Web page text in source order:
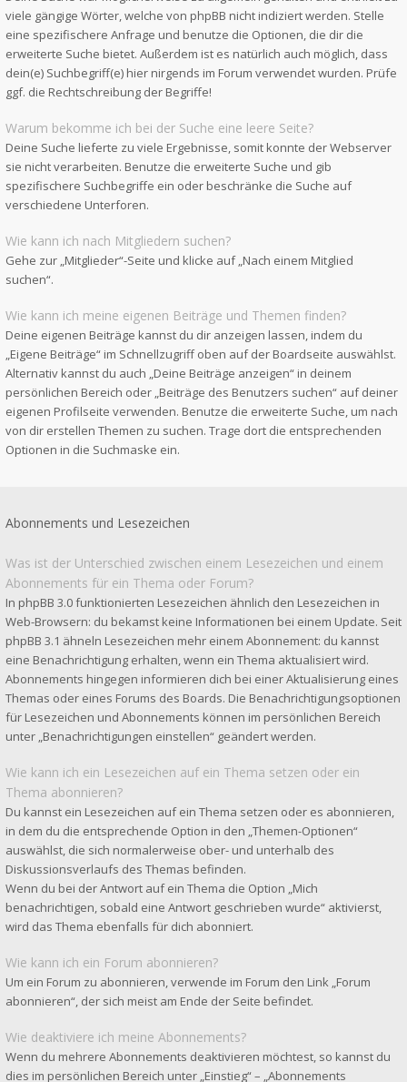
viele gängige Wörter, welche von phpBB nicht indiziert werden. Stelle
eine spezifischere Anfrage und benutze die Optionen, die dir die
erweiterte Suche bietet. Außerdem ist es natürlich auch möglich, dass
dein(e) Suchbegriff(e) hier nirgends im Forum verwendet wurden. Prüfe
ggf. die Rechtschreibung der Begriffe!
Warum bekomme ich bei der Suche eine leere Seite?
Deine Suche lieferte zu viele Ergebnisse, somit konnte der Webserver
sie nicht verarbeiten. Benutze die erweiterte Suche und gib
spezifischere Suchbegriffe ein oder beschränke die Suche auf
verschiedene Unterforen.
Wie kann ich nach Mitgliedern suchen?
Gehe zur „Mitglieder“-Seite und klicke auf „Nach einem Mitglied
suchen“.
Wie kann ich meine eigenen Beiträge und Themen finden?
Deine eigenen Beiträge kannst du dir anzeigen lassen, indem du
„Eigene Beiträge“ im Schnellzugriff oben auf der Boardseite auswählst.
Alternativ kannst du auch „Deine Beiträge anzeigen“ in deinem
persönlichen Bereich oder „Beiträge des Benutzers suchen“ auf deiner
eigenen Profilseite verwenden. Benutze die erweiterte Suche, um nach
von dir erstellen Themen zu suchen. Trage dort die entsprechenden
Optionen in die Suchmaske ein.
Abonnements und Lesezeichen
Was ist der Unterschied zwischen einem Lesezeichen und einem
Abonnements für ein Thema oder Forum?
In phpBB 3.0 funktionierten Lesezeichen ähnlich den Lesezeichen in
Web-Browsern: du bekamst keine Informationen bei einem Update. Seit
phpBB 3.1 ähneln Lesezeichen mehr einem Abonnement: du kannst
eine Benachrichtigung erhalten, wenn ein Thema aktualisiert wird.
Abonnements hingegen informieren dich bei einer Aktualisierung eines
Themas oder eines Forums des Boards. Die Benachrichtigungsoptionen
für Lesezeichen und Abonnements können im persönlichen Bereich
unter „Benachrichtigungen einstellen“ geändert werden.
Wie kann ich ein Lesezeichen auf ein Thema setzen oder ein
Thema abonnieren?
Du kannst ein Lesezeichen auf ein Thema setzen oder es abonnieren,
in dem du die entsprechende Option in den „Themen-Optionen“
auswählst, die sich normalerweise ober- und unterhalb des
Diskussionsverlaufs des Themas befinden.
Wenn du bei der Antwort auf ein Thema die Option „Mich
benachrichtigen, sobald eine Antwort geschrieben wurde“ aktivierst,
wird das Thema ebenfalls für dich abonniert.
Wie kann ich ein Forum abonnieren?
Um ein Forum zu abonnieren, verwende im Forum den Link „Forum
abonnieren“, der sich meist am Ende der Seite befindet.
Wie deaktiviere ich meine Abonnements?
Wenn du mehrere Abonnements deaktivieren möchtest, so kannst du
dies im persönlichen Bereich unter „Einstieg“ – „Abonnements